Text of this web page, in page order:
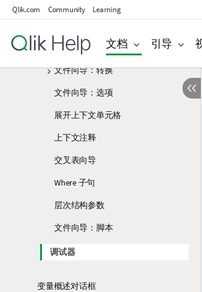
Qlik.com Community Learning
文档 引导
文件向导
文件向导：类型
文件向导：转换
文件向导：选项
展开上下文单元格
上下文注释
交叉表向导
Where 子句
层次结构参数
文件向导：脚本
调试器
变量概述对话框